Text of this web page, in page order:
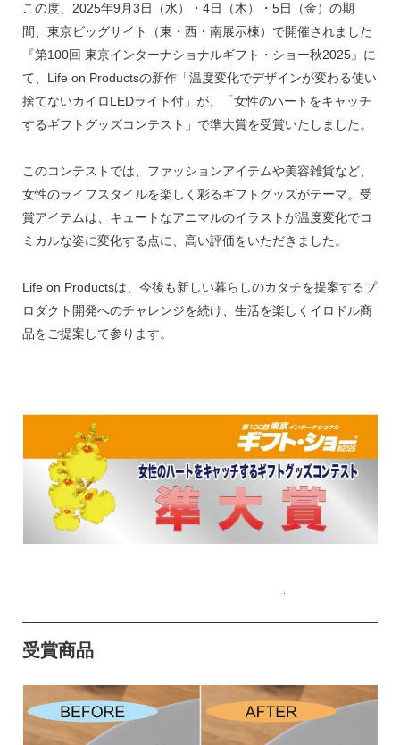
この度、2025年9月3日（水）・4日（木）・5日（金）の期
間、東京ビッグサイト（東・西・南展示棟）で開催されました
『第100回 東京インターナショナルギフト・ショー秋2025』に
て、Life on Productsの新作「温度変化でデザインが変わる使い
捨てないカイロLEDライト付」が、「女性のハートをキャッチ
するギフトグッズコンテスト」で準大賞を受賞いたしました。
このコンテストでは、ファッションアイテムや美容雑貨など、
女性のライフスタイルを楽しく彩るギフトグッズがテーマ。受
賞アイテムは、キュートなアニマルのイラストが温度変化でコ
ミカルな姿に変化する点に、高い評価をいただきました。
Life on Productsは、今後も新しい暮らしのカタチを提案するプ
ロダクト開発へのチャレンジを続け、生活を楽しくイロドル商
品をご提案して参ります。
受賞商品